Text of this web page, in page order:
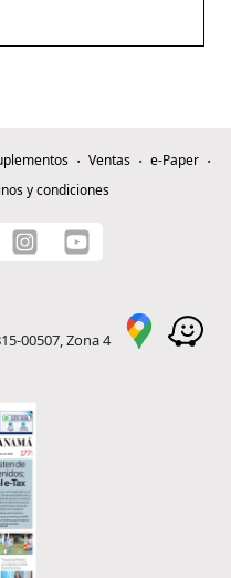
Ventas
e-Paper
y condiciones
00507, Zona 4